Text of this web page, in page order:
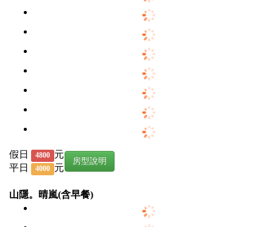
假日 4800 元
平日
4000 元
房型說明
山隱。晴嵐(含早餐)